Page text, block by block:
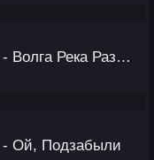
ALEKS ATAMAN, FINIK - Волга Река Разделяет На Два Берега
- Ой, Подзабыли